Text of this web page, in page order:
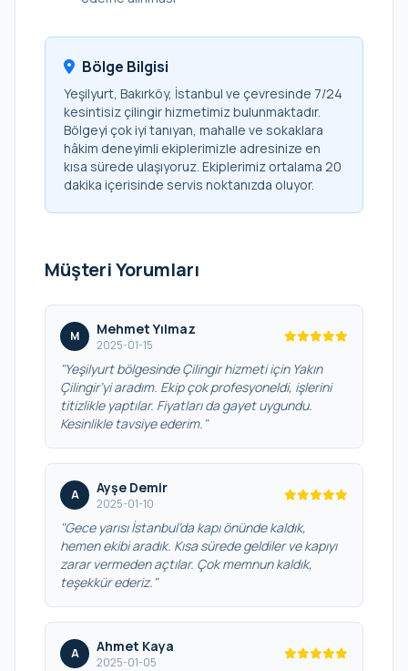
Bölge Bilgisi
Yeşilyurt, Bakırköy, İstanbul ve çevresinde 7/24
kesintisiz çilingir hizmetimiz bulunmaktadır.
Bölgeyi çok iyi tanıyan, mahalle ve sokaklara
hâkim deneyimli ekiplerimizle adresinize en
kısa sürede ulaşıyoruz. Ekiplerimiz ortalama 20
dakika içerisinde servis noktanızda oluyor.
Müşteri Yorumları
M Mehmet Yılmaz
2025-01-15
"Yeşilyurt bölgesinde Çilingir hizmeti için Yakın
Çilingir’yi aradım. Ekip çok profesyoneldi, işlerini
titizlikle yaptılar. Fiyatları da gayet uygundu.
Kesinlikle tavsiye ederim."
A Ayşe Demir
2025-01-10
"Gece yarısı İstanbul’da kapı önünde kaldık,
hemen ekibi aradık. Kısa sürede geldiler ve kapıyı
zarar vermeden açtılar. Çok memnun kaldık,
teşekkür ederiz."
A Ahmet Kaya
2025-01-05